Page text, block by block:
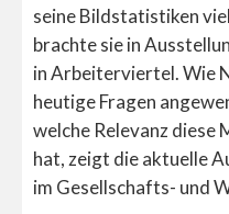
seine Bildstatistiken
brachte sie in
in Arbeiterviertel. Wie
heutige Fragen
welche Relevanz diese
hat, zeigt die aktuelle
im Gesellschafts- und